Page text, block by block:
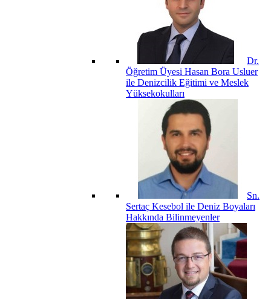
Dr.
Öğretim Üyesi Hasan Bora Usluer
ile Denizcilik Eğitimi ve Meslek
Yüksekokulları
Sn.
Sertaç Kesebol ile Deniz Boyaları
Hakkında Bilinmeyenler